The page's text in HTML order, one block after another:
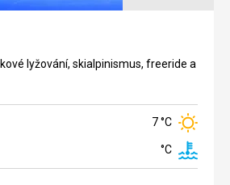
lyžování, skialpinismus, freeride a
7 °C
°C